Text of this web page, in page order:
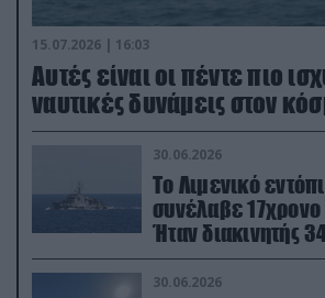
15.07.2026 | 16:03
Aυτές είναι οι πέντε πιο
ναυτικές δυνάμεις στον
30.06.2026
Το Λιμενικό
συνέλαβε
Ήταν διακινητής
μεταναστών
30.06.2026